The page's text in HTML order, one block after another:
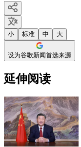
小 标准 中 大
设为谷歌新闻首选来源
延伸阅读